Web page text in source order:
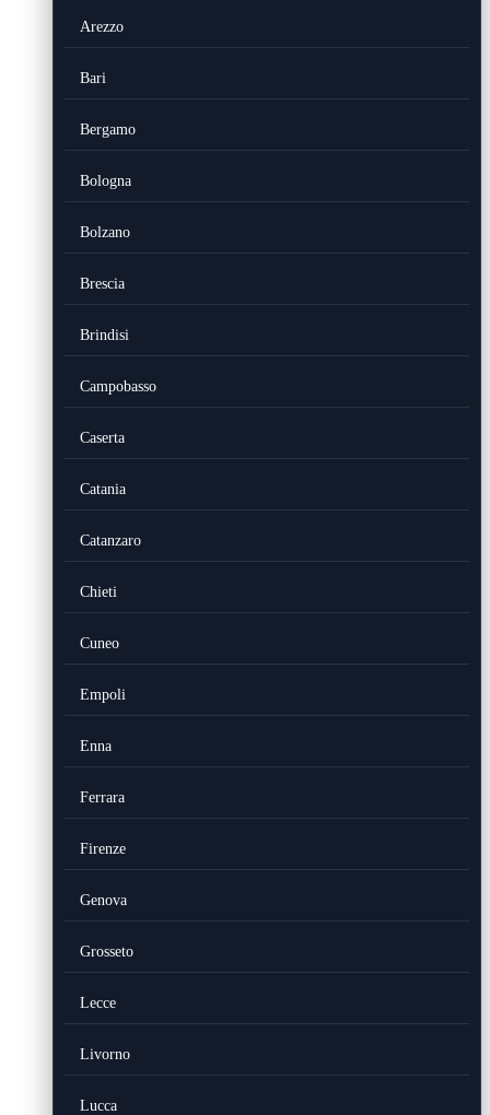
Arezzo
Bari
Bergamo
Bologna
Bolzano
Brescia
Brindisi
Campobasso
Caserta
Catania
Catanzaro
Chieti
Cuneo
Empoli
Enna
Ferrara
Firenze
Genova
Grosseto
Lecce
Livorno
Lucca